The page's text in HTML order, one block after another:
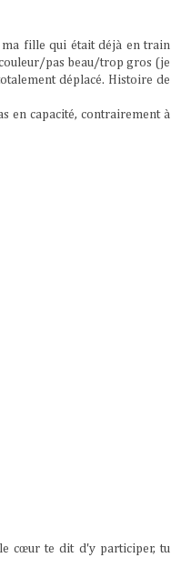
ma fille qui était déjà en train
pas beau/trop gros (je
déplacé. Histoire de
en capacité, contrairement à
cœur te dit d'y participer, tu